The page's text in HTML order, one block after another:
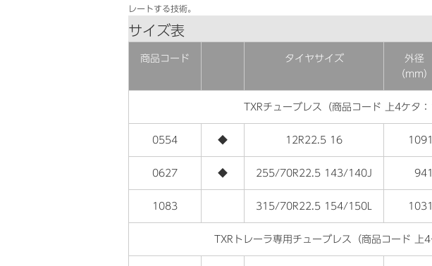
レートする技術。
サイズ表
商品コード タイヤサイズ
外径
（mm）
TXRチューブレス（商品コード 上4ケタ：
0554 ◆ 12R22.5 16 1091
0627 ◆ 255/70R22.5 143/140J 941
1083 315/70R22.5 154/150L 1031
TXRトレーラ専用チューブレス（商品コード 上4